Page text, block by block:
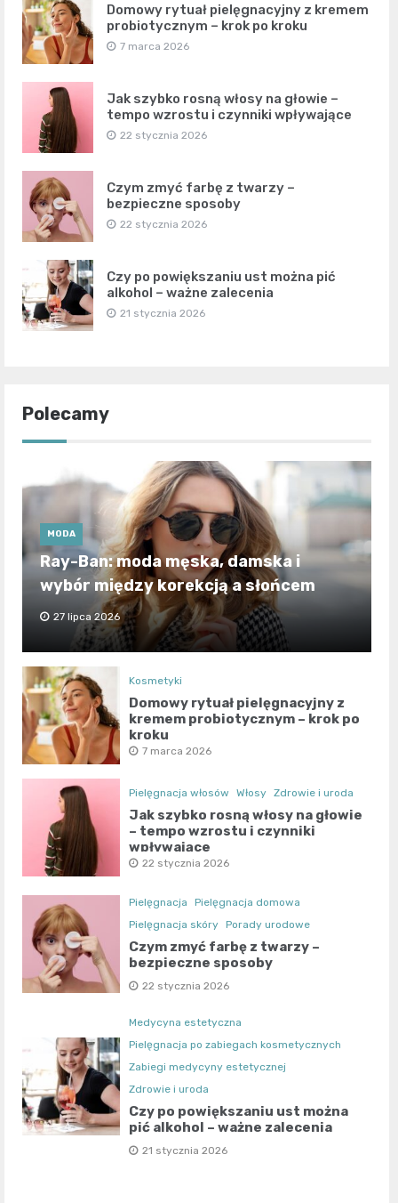
Domowy rytuał pielęgnacyjny z kremem
probiotycznym – krok po kroku
7 marca 2026
Jak szybko rosną włosy na głowie –
tempo wzrostu i czynniki wpływające
22 stycznia 2026
Czym zmyć farbę z twarzy –
bezpieczne sposoby
22 stycznia 2026
Czy po powiększaniu ust można pić
alkohol – ważne zalecenia
21 stycznia 2026
Polecamy
MODA
Ray-Ban: moda męska, damska i
wybór między korekcją a słońcem
27 lipca 2026
Kosmetyki
Domowy rytuał pielęgnacyjny z
kremem probiotycznym – krok po
kroku
7 marca 2026
Pielęgnacja włosów Włosy Zdrowie i uroda
Jak szybko rosną włosy na głowie
– tempo wzrostu i czynniki
wpływające
22 stycznia 2026
Pielęgnacja
Pielęgnacja domowa
Pielęgnacja skóry Porady urodowe
Czym zmyć farbę z twarzy –
bezpieczne sposoby
22 stycznia 2026
Medycyna estetyczna
Pielęgnacja po zabiegach kosmetycznych
Zabiegi medycyny estetycznej
Zdrowie i urodа
Czy po powiększaniu ust można
pić alkohol – ważne zalecenia
21 stycznia 2026